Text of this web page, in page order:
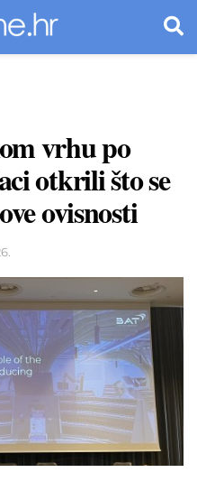
vrhu po
otkrili što se
ovisnosti